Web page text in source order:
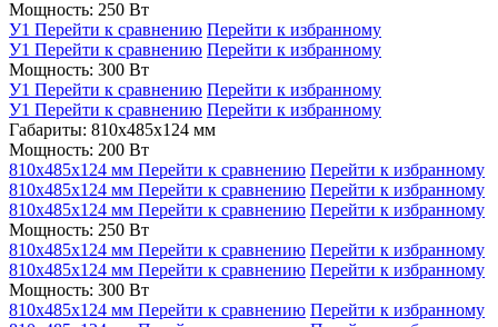
Мощность: 250 Вт
У1 Перейти к сравнению Перейти к избранному
У1 Перейти к сравнению Перейти к избранному
Мощность: 300 Вт
У1 Перейти к сравнению Перейти к избранному
У1 Перейти к сравнению Перейти к избранному
Габариты: 810x485x124 мм
Мощность: 200 Вт
810x485x124 мм Перейти к сравнению Перейти к избранному
810x485x124 мм Перейти к сравнению Перейти к избранному
810x485x124 мм Перейти к сравнению Перейти к избранному
Мощность: 250 Вт
810x485x124 мм Перейти к сравнению Перейти к избранному
810x485x124 мм Перейти к сравнению Перейти к избранному
Мощность: 300 Вт
810x485x124 мм Перейти к сравнению Перейти к избранному